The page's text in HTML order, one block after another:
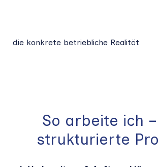
die konkrete betriebliche Realität
So arbeite ich
strukturierte